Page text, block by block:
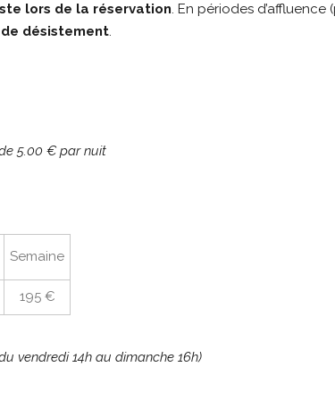
lors de la réservation. En périodes d’affluence
désistement.
5.00 € par nuit
Semaine
195 €
vendredi 14h au dimanche 16h)